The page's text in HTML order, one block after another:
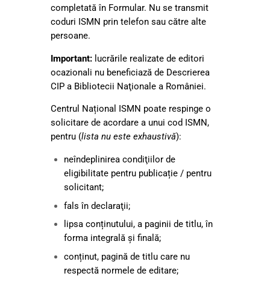
completată în Formular. Nu se transmit
coduri ISMN prin telefon sau către alte
persoane.
Important: lucrările realizate de editori
ocazionali nu beneficiază de Descrierea
CIP a Bibliotecii Naţionale a României.
Centrul Național ISMN poate respinge o
solicitare de acordare a unui cod ISMN,
pentru (lista nu este exhaustivă):
neîndeplinirea condiţiilor de
eligibilitate pentru publicație / pentru
solicitant;
fals în declaraţii;
lipsa conținutului, a paginii de titlu, în
forma integrală și finală;
conținut, pagină de titlu care nu
respectă normele de editare;